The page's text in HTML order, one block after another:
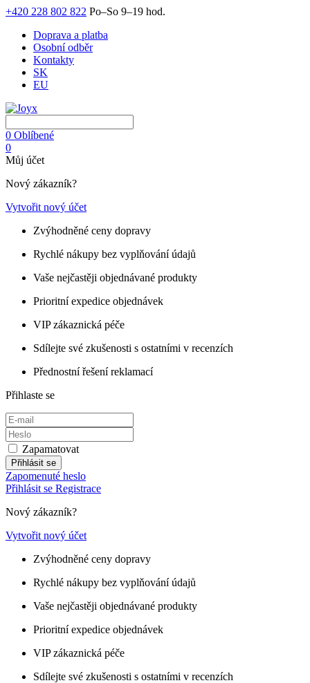
+420 228 802 822 Po–So 9–19 hod.
Doprava a platba
Osobní odběr
Kontakty
SK
EU
0 Oblíbené
0
Můj účet
Nový zákazník?
Vytvořit nový účet
Zvýhodněné ceny dopravy
Rychlé nákupy bez vyplňování údajů
Vaše nejčastěji objednávané produkty
Prioritní expedice objednávek
VIP zákaznická péče
Sdílejte své zkušenosti s ostatními v recenzích
Přednostní řešení reklamací
Přihlaste se
Zapamatovat
Přihlásit se
Zapomenuté heslo
Přihlásit se Registrace
Nový zákazník?
Vytvořit nový účet
Zvýhodněné ceny dopravy
Rychlé nákupy bez vyplňování údajů
Vaše nejčastěji objednávané produkty
Prioritní expedice objednávek
VIP zákaznická péče
Sdílejte své zkušenosti s ostatními v recenzích